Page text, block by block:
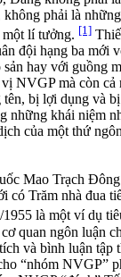
phải là
lí tưởng. [1]
đội hạng ba mới
hay với guồng
NVGP mà còn cả
bị lợi dụng và
những khái niệm
của một thứ
Mao Trạch
có Trăm nhà đua
là một ví dụ
quan ngôn luận
và bình luận tập
“nhóm NVGP”